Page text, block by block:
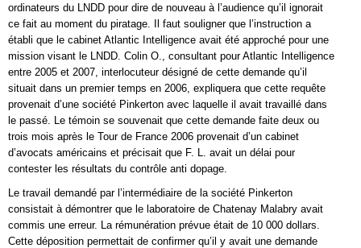
ordinateurs du LNDD pour dire de nouveau à l’audience qu’il ignorait
ce fait au moment du piratage. Il faut souligner que l’instruction a
établi que le cabinet Atlantic Intelligence avait été approché pour une
mission visant le LNDD. Colin O., consultant pour Atlantic Intelligence
entre 2005 et 2007, interlocuteur désigné de cette demande qu’il
situait dans un premier temps en 2006, expliquera que cette requête
provenait d’une société Pinkerton avec laquelle il avait travaillé dans
le passé. Le témoin se souvenait que cette demande faite deux ou
trois mois après le Tour de France 2006 provenait d’un cabinet
d’avocats américains et précisait que F. L. avait un délai pour
contester les résultats du contrôle anti dopage.
Le travail demandé par l’intermédiaire de la société Pinkerton
consistait à démontrer que le laboratoire de Chatenay Malabry avait
commis une erreur. La rémunération prévue était de 10 000 dollars.
Cette déposition permettait de confirmer qu’il y avait une demande